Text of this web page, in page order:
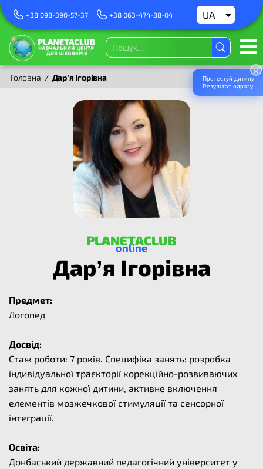
+38 098-390-57-37 +38 063-474-88-04 UA
RU
Головна / Дар’я Ігорівна
PLANETACLUB
online
Дар’я Ігорівна
Предмет:
Логопед
Досвід:
Стаж роботи: 7 років. Специфіка занять: розробка
індивідуальної траєкторії корекційно-розвиваючих
занять для кожної дитини, активне включення
елементів мозжечкової стимуляції та сенсорної
інтеграції.
Освіта:
Донбаський державний педагогічний університет у
×
Протестуй дитину
Результат одразу!